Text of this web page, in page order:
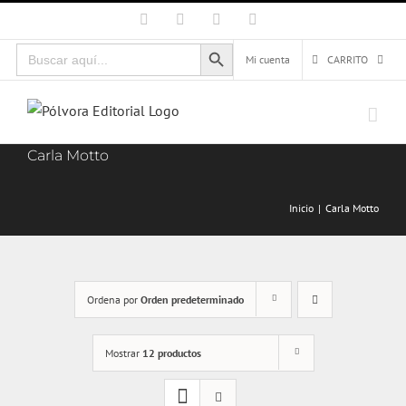
al
contenido
Facebook Instagram
Buscar:
Botón de búsqueda
Mi cuenta
CARRITO
Carla Motto
Inicio Carla Motto
Ordena por Orden predeterminado
Mostrar 12 productos